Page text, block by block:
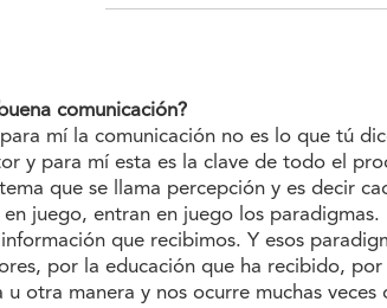
comunicación?
mí la comunicación no es lo que tú
y para mí esta es la clave de todo el
que se llama percepción y es decir
juego, entran en juego los
que recibimos. Y esos
por la educación que ha recibido,
u otra manera y nos ocurre muchas